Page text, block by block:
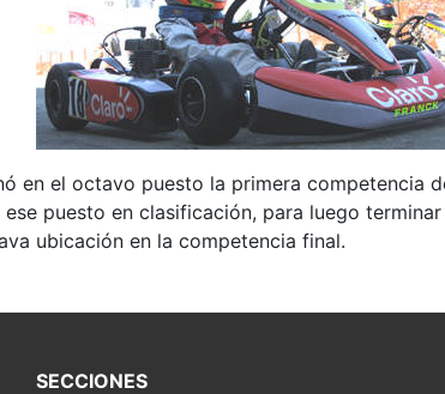
en el octavo puesto la primera competencia
puesto en clasificación, para luego
ubicación en la competencia final.
SECCIONES